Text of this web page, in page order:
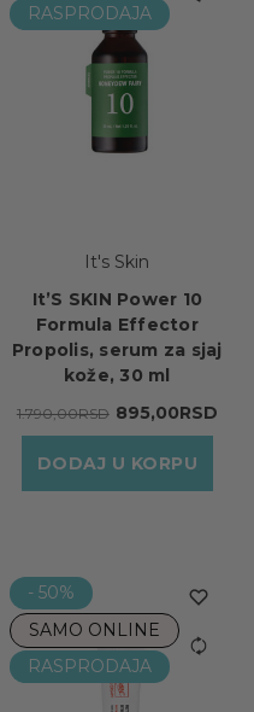
RASPRODAJA
It's Skin
It’S SKIN Power 10
Formula Effector
Propolis, serum za sjaj
kože, 30 ml
1.790,00RSD 895,00RSD
DODAJ U KORPU
- 50%
SAMO ONLINE
RASPRODAJA